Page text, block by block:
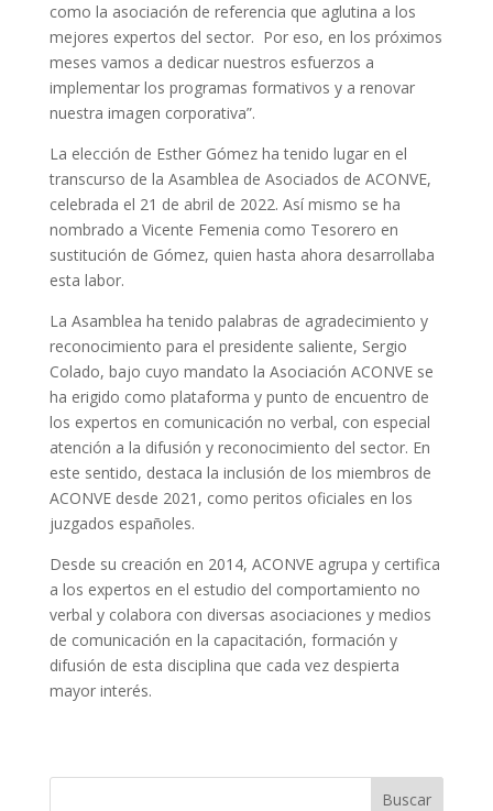
como la asociación de referencia que aglutina a los
mejores expertos del sector. Por eso, en los próximos
meses vamos a dedicar nuestros esfuerzos a
implementar los programas formativos y a renovar
nuestra imagen corporativa”.
La elección de Esther Gómez ha tenido lugar en el
transcurso de la Asamblea de Asociados de ACONVE,
celebrada el 21 de abril de 2022. Así mismo se ha
nombrado a Vicente Femenia como Tesorero en
sustitución de Gómez, quien hasta ahora desarrollaba
esta labor.
La Asamblea ha tenido palabras de agradecimiento y
reconocimiento para el presidente saliente, Sergio
Colado, bajo cuyo mandato la Asociación ACONVE se
ha erigido como plataforma y punto de encuentro de
los expertos en comunicación no verbal, con especial
atención a la difusión y reconocimiento del sector. En
este sentido, destaca la inclusión de los miembros de
ACONVE desde 2021, como peritos oficiales en los
juzgados españoles.
Desde su creación en 2014, ACONVE agrupa y certifica
a los expertos en el estudio del comportamiento no
verbal y colabora con diversas asociaciones y medios
de comunicación en la capacitación, formación y
difusión de esta disciplina que cada vez despierta
mayor interés.
Buscar